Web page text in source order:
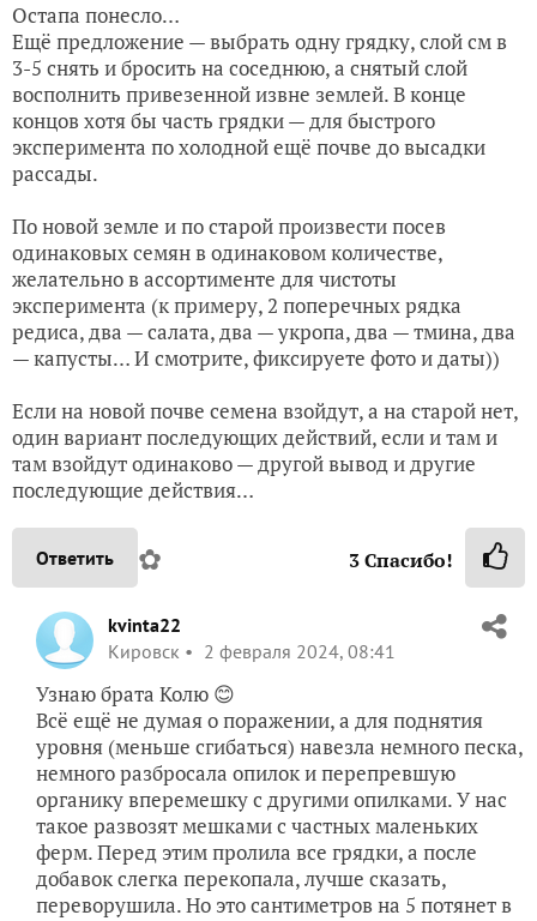
Остапа понесло…
Ещё предложение — выбрать одну грядку, слой см в
3-5 снять и бросить на соседнюю, а снятый слой
восполнить привезенной извне землей. В конце
концов хотя бы часть грядки — для быстрого
эксперимента по холодной ещё почве до высадки
рассады.
По новой земле и по старой произвести посев
одинаковых семян в одинаковом количестве,
желательно в ассортименте для чистоты
эксперимента (к примеру, 2 поперечных рядка
редиса, два — салата, два — укропа, два — тмина, два
— капусты… И смотрите, фиксируете фото и даты))
Если на новой почве семена взойдут, а на старой нет,
один вариант последующих действий, если и там и
там взойдут одинаково — другой вывод и другие
последующие действия…
Ответить ✿ 3Спасибо!
kvinta22
Кировск
2 февраля 2024, 08:41
Узнаю брата Колю 😊
Всё ещё не думая о поражении, а для поднятия
уровня (меньше сгибаться) навезла немного песка,
немного разбросала опилок и перепревшую
органику вперемешку с другими опилками. У нас
такое развозят мешками с частных маленьких
ферм. Перед этим пролила все грядки, а после
добавок слегка перекопала, лучше сказать,
переворушила. Но это сантиметров на 5 потянет в